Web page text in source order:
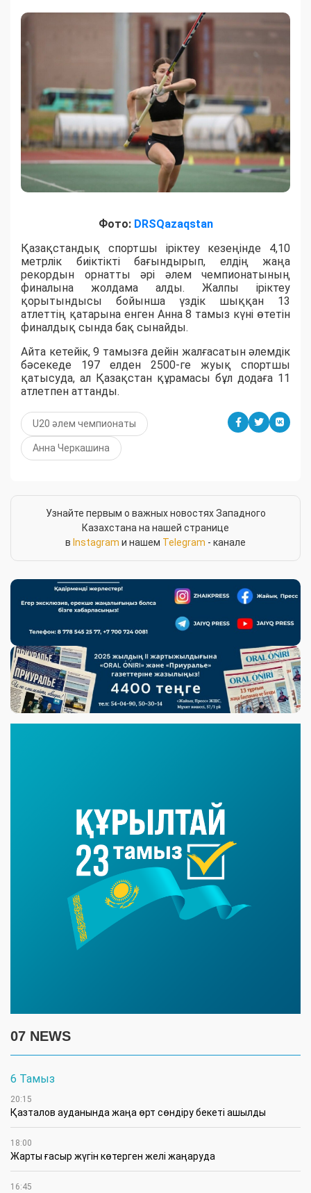
Фото: DRSQazaqstan
Қазақстандық спортшы іріктеу кезеңінде 4,10
метрлік биіктікті бағындырып, елдің жаңа
рекордын орнатты әрі әлем чемпионатының
финалына жолдама алды. Жалпы іріктеу
қорытындысы бойынша үздік шыққан 13
атлеттің қатарына енген Анна 8 тамыз күні өтетін
финалдық сында бақ сынайды.
Айта кетейік, 9 тамызға дейін жалғасатын әлемдік
бәсекеде 197 елден 2500-ге жуық спортшы
қатысуда, ал Қазақстан құрамасы бұл додаға 11
атлетпен аттанды.
U20 әлем чемпионаты
Анна Черкашина
Узнайте первым о важных новостях Западного
Казахстана на нашей странице
в Instagram и нашем Telegram - канале
07 NEWS
6 Тамыз
20:15
Қазталов ауданында жаңа өрт сөндіру бекеті ашылды
18:00
Жарты ғасыр жүгін көтерген желі жаңаруда
16:45